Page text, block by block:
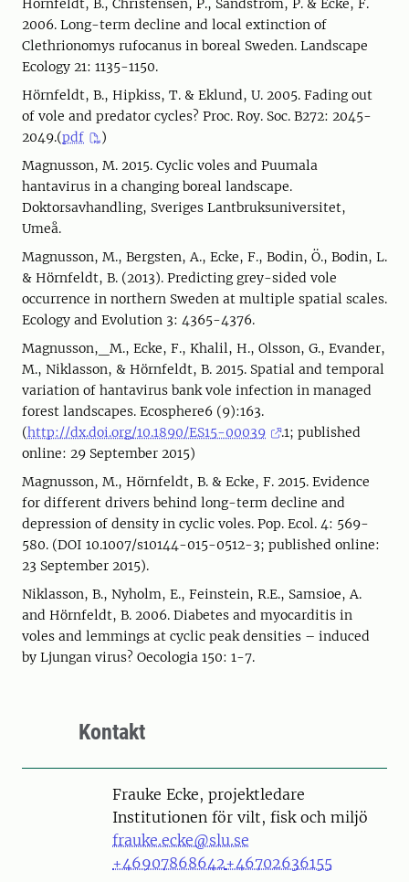
Hörnfeldt, B., Christensen, P., Sandström, P. & Ecke, F.
2006. Long-term decline and local extinction of
Clethrionomys rufocanus in boreal Sweden. Landscape
Ecology 21: 1135-1150.
Hörnfeldt, B., Hipkiss, T. & Eklund, U. 2005. Fading out
of vole and predator cycles? Proc. Roy. Soc. B272: 2045-
2049.(pdf
)
Magnusson, M. 2015. Cyclic voles and Puumala
hantavirus in a changing boreal landscape.
Doktorsavhandling, Sveriges Lantbruksuniversitet,
Umeå.
Magnusson, M., Bergsten, A., Ecke, F., Bodin, Ö., Bodin, L.
& Hörnfeldt, B. (2013). Predicting grey-sided vole
occurrence in northern Sweden at multiple spatial scales.
Ecology and Evolution 3: 4365-4376.
Magnusson,_M., Ecke, F., Khalil, H., Olsson, G., Evander,
M., Niklasson, & Hörnfeldt, B. 2015. Spatial and temporal
variation of hantavirus bank vole infection in managed
forest landscapes. Ecosphere6 (9):163.
(http://dx.doi.org/10.1890/ES15-00039
.1; published
online: 29 September 2015)
Magnusson, M., Hörnfeldt, B. & Ecke, F. 2015. Evidence
for different drivers behind long-term decline and
depression of density in cyclic voles. Pop. Ecol. 4: 569-
580. (DOI 10.1007/s10144-015-0512-3; published online:
23 September 2015).
Niklasson, B., Nyholm, E., Feinstein, R.E., Samsioe, A.
and Hörnfeldt, B. 2006. Diabetes and myocarditis in
voles and lemmings at cyclic peak densities – induced
by Ljungan virus? Oecologia 150: 1-7.
Kontakt
PersonFrauke Ecke, projektledare
Institutionen för vilt, fisk och miljö
frauke.ecke@slu.se
+46907868642+46702636155